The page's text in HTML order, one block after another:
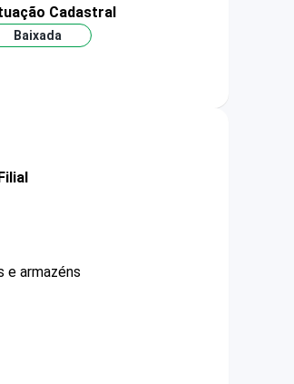
Cadastral
Baixada
e armazéns